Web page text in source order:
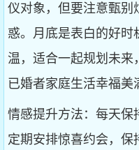
仪对象，但要注意甄别
惑。月底是表白的好时
温，适合一起规划未来
已婚者家庭生活幸福美
情感提升方法：每天保
定期安排惊喜约会，保